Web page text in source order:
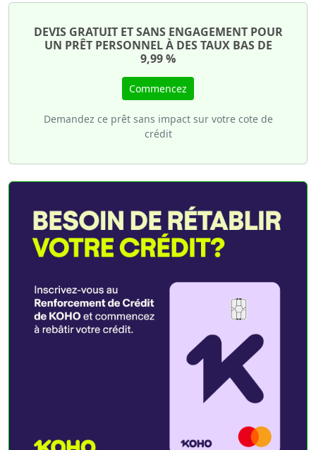
DEVIS GRATUIT ET SANS ENGAGEMENT POUR
UN PRÊT PERSONNEL À DES TAUX BAS DE
9,99 %
Commencez
Demandez ce prêt sans impact sur votre cote de
crédit